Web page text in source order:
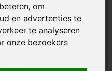
om
en advertenties te
te analyseren
onze bezoekers